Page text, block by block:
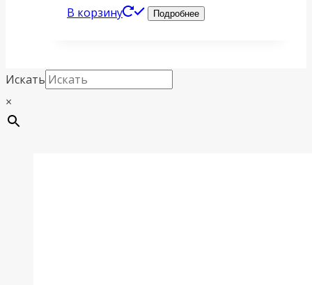
В корзину Подробнее
Искать
×